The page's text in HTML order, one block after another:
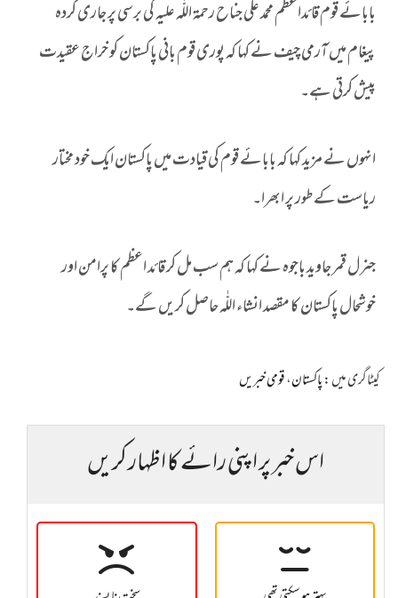
بابائے قوم قائداعظم محمد علی جناح رحمۃ اللّٰہ علیہ کی برسی پر جاری کردہ
پیغام میں آرمی چیف نے کہا کہ پوری قوم بانی پاکستان کو خراج عقیدت
پیش کرتی ہے۔
انہوں نے مزید کہا کہ بابائے قوم کی قیادت میں پاکستان ایک خود مختار
ریاست کے طور پر ابھرا۔
جنرل قمر جاوید باجوہ نے کہا کہ ہم سب مل کر قائد اعظم کا پرامن اور
خوشحال پاکستان کا مقصد انشاء اللّٰہ حاصل کریں گے۔
کیٹاگری میں :پاکستان،قومی خبریں
اس خبر پر اپنی رائے کا اظہار کریں